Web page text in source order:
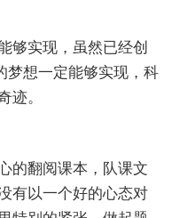
够实现，虽然已经创
梦想一定能够实现，科
迹。
的翻阅课本，队课文
有以一个好的心态对